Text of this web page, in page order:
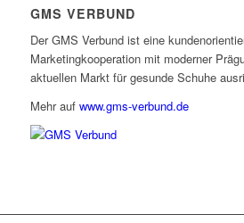
GMS VERBUND
Der GMS Verbund ist eine
Marketingkooperation mit moderner
aktuellen Markt für gesunde Schuhe
Mehr auf www.gms-verbund.de